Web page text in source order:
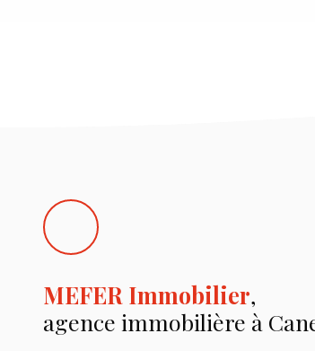
MEFER Immobilier,
agence immobilière à